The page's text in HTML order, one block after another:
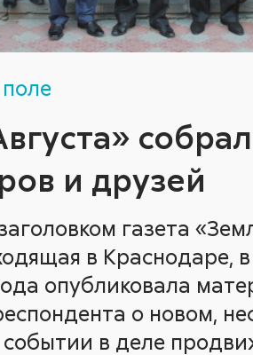
собрал
и друзей
газета
в Краснодаре,
опубликовала
о новом,
в деле